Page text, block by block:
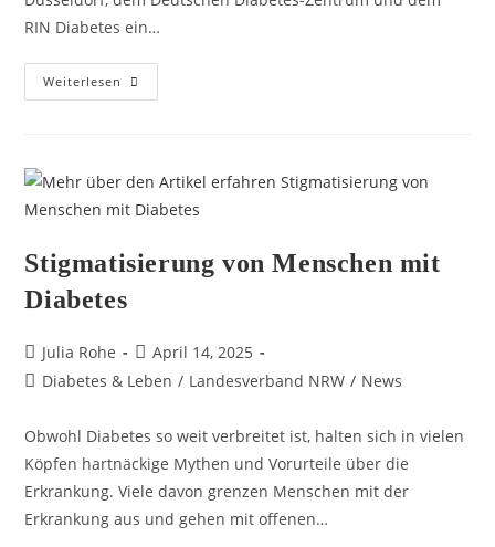
RIN Diabetes ein…
Weiterlesen
Stigmatisierung von Menschen mit
Diabetes
Julia Rohe
April 14, 2025
Diabetes & Leben / Landesverband NRW / News
Obwohl Diabetes so weit verbreitet ist, halten sich in vielen
Köpfen hartnäckige Mythen und Vorurteile über die
Erkrankung. Viele davon grenzen Menschen mit der
Erkrankung aus und gehen mit offenen…